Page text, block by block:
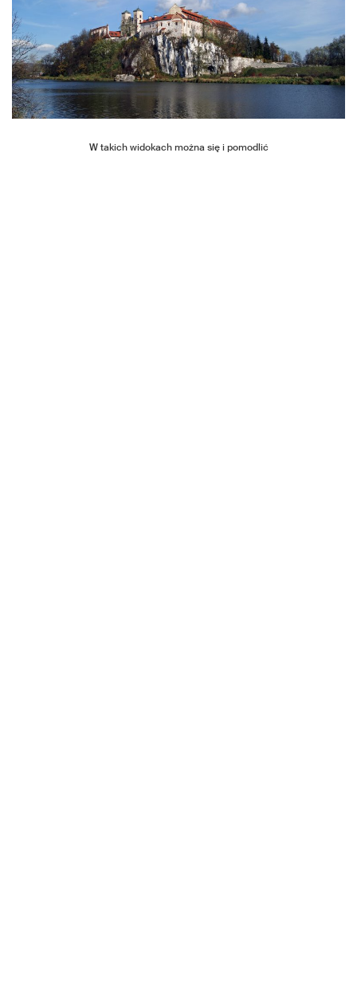
W takich widokach można się i pomodlić